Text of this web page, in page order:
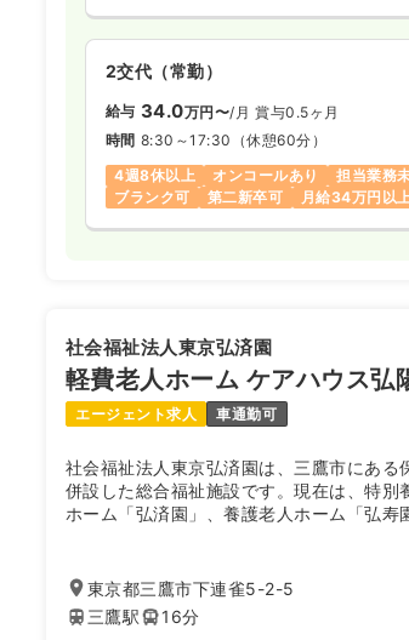
2交代（常勤）
給与 34.0万円〜/月 賞与0.5ヶ月
時間 8:30～17:30 （休憩60分）
4週8休以上
オンコールあり
担当業務
ブランク可
第二新卒可 月給34万円以
社会福祉法人東京弘済園
軽費老人ホーム ケアハウス弘
エージェント求人 車通勤可
社会福祉法人東京弘済園は、三鷹市にある
併設した総合福祉施設です。現在は、特別
ホーム「弘済園」、養護老人ホーム「弘寿
市高齢者センターけやき苑」の２つの通所
び２つの地域包括支援センターを運営する
福祉施設として各分野に積極的に取り組ん
東京都三鷹市下連雀5-2-5
三鷹駅
16分